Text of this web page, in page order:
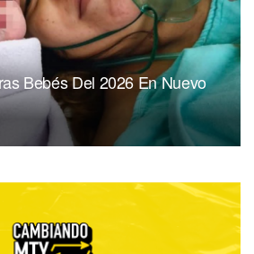
Bebés Del 2026 En Nuevo